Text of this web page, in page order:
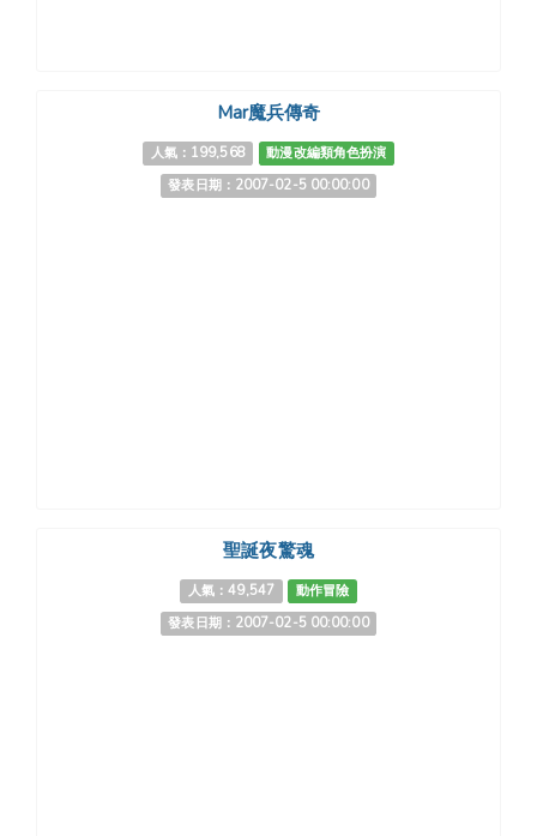
Mar魔兵傳奇
人氣：199,568
動漫改編類角色扮演
發表日期：2007-02-5 00:00:00
聖誕夜驚魂
人氣：49,547
動作冒險
發表日期：2007-02-5 00:00:00